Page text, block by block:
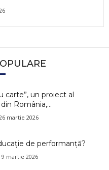
carte”, un proiect al
România,...
martie 2026
de performanță?
9 martie 2026